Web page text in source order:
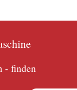
- finden